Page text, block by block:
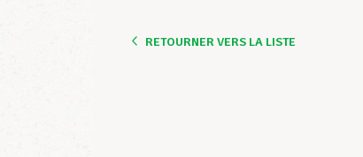
RETOURNER VERS LA LISTE